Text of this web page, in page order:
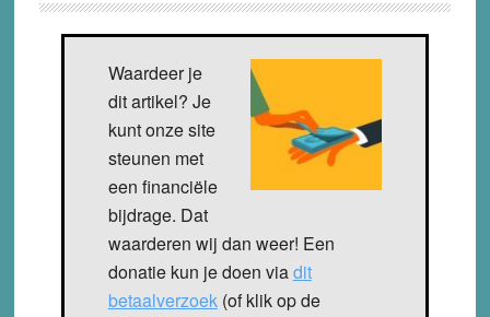
Waardeer je
dit artikel? Je
kunt onze site
steunen met
een financiële
bijdrage. Dat
waarderen wij dan weer! Een
donatie kun je doen viadit
betaalverzoek(of klik op de